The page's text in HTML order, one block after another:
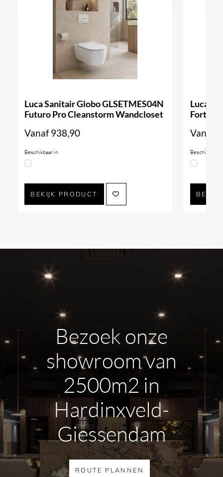
Luca Sanitair Globo GLSETMES04N
Futuro Pro Cleanstorm Wandcloset
Vanaf938,90
Beschikbaar in
BEKIJK PRODUCT
Luca
Forty3
Vanaf
Beschikbaar
Bezoek onze
showroom van
2500m2 in
Hardinxveld-
Giessendam
ROUTE PLANNEN